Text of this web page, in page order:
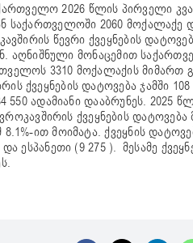
2026 წლის პირველი
საქართველოში 2060 მოქალაქე
წევრი ქვეყნების
აღნიშნული მონაცემით
3310 მოქალაქის მიმართ
ქვეყნების დატოვება ჯამში 108
550 ადამიანი დააბრუნეს. 2025
ქვეყნების დატოვება
ით მოიმატა. ქვეყნის
ესპანეთი (9 275 ). მესამე